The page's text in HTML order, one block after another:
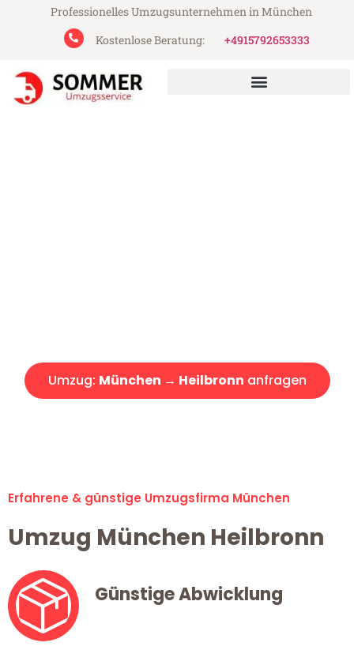
Professionelles Umzugsunternehmen in München
Kostenlose Beratung:
+4915792653333
Umzug: München → Heilbronn anfragen
Erfahrene & günstige Umzugsfirma München
Umzug München Heilbronn
Günstige Abwicklung